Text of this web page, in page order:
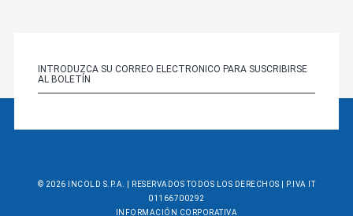
© 2026 INCOLD S.P.A. | RESERVADOS TODOS LOS DERECHOS | P.IVA IT
01166700292
INFORMACIÓN CORPORATIVA